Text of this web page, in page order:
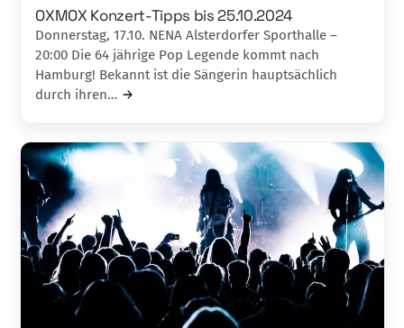
OXMOX Konzert-Tipps bis 25.10.2024
Donnerstag, 17.10. NENA Alsterdorfer Sporthalle –
20:00 Die 64 jährige Pop Legende kommt nach
Hamburg! Bekannt ist die Sängerin hauptsächlich
durch ihren…